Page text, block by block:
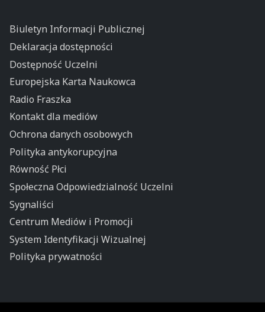
Biuletyn Informacji Publicznej
Deklaracja dostępności
Dostępność Uczelni
Europejska Karta Naukowca
Radio Fraszka
Kontakt dla mediów
Ochrona danych osobowych
Polityka antykorupcyjna
Równość Płci
Społeczna Odpowiedzialność Uczelni
Sygnaliści
Centrum Mediów i Promocji
System Identyfikacji Wizualnej
Polityka prywatności